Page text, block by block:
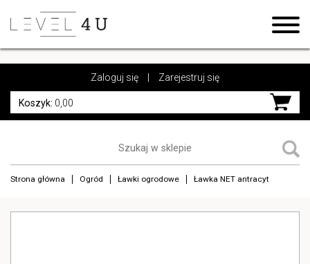
https://www.high-endrolex.com/17
Zaloguj się Zarejestruj się
Koszyk: 0,00
Strona główna Ogród Ławki ogrodowe Ławka NET antracyt
https://www.high-endrolex.com/17